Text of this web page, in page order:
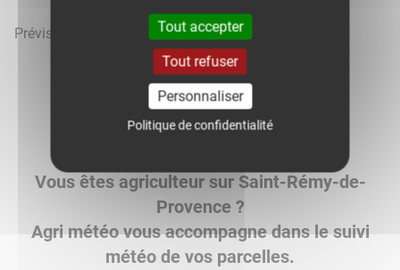
Prévisions météo mises à jour le 7 août 2026 à 07h
Voir la météo heure par heure
Vous êtes agriculteur sur Saint-Rémy-de-
Provence ?
Agri météo vous accompagne dans le suivi
météo de vos parcelles.
Tout accepter
Tout refuser
Personnaliser
Politique de confidentialité